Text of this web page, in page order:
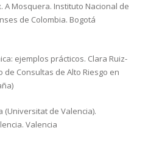
A Mosquera. Instituto Nacional de
de Colombia. Bogotá
ejemplos prácticos. Clara Ruiz-
de Consultas de Alto Riesgo en
(Universitat de Valencia).
Valencia